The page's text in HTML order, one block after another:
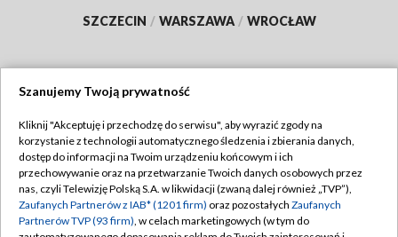
SZCZECIN / WARSZAWA / WROCŁAW
TVP
Abonament TVP
Emisja w TVP
Centrum informacji TVP
Regulamin TVP
Polityka prywatności
Szanujemy Twoją prywatność
Kliknij "Akceptuję i przechodzę do serwisu", aby wyrazić zgody na
korzystanie z technologii automatycznego śledzenia i zbierania danych,
dostęp do informacji na Twoim urządzeniu końcowym i ich
przechowywanie oraz na przetwarzanie Twoich danych osobowych przez
nas, czyli Telewizję Polską S.A. w likwidacji (zwaną dalej również „TVP”),
Zaufanych Partnerów z IAB* (1201 firm) oraz pozostałych Zaufanych
Partnerów TVP (93 firm), w celach marketingowych (w tym do